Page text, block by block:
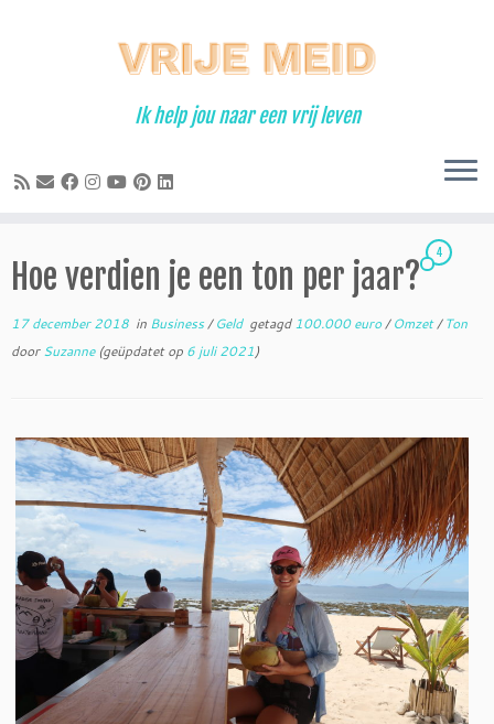
Ik help jou naar een vrij leven
Hoe verdien je een ton per jaar?
4
17 december 2018 in Business/Geld getagd100.000 euro/Omzet/Ton
doorSuzanne(geüpdatet op 6 juli 2021)